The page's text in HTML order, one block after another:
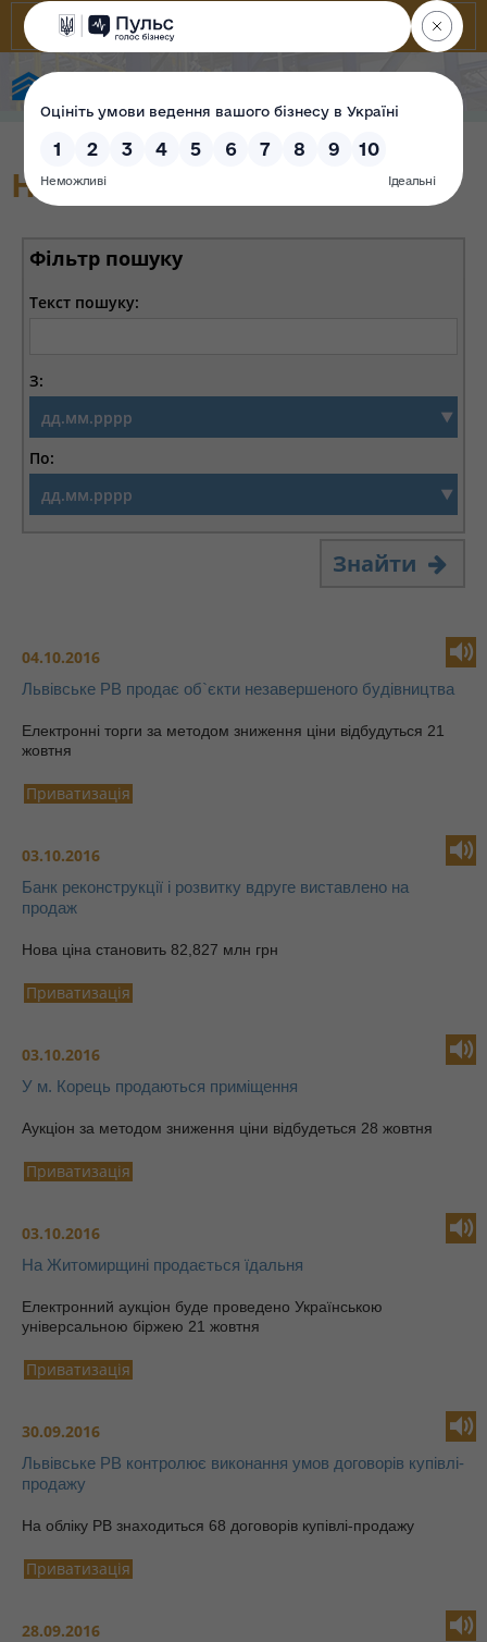
Новини
Фільтр пошуку
Текст пошуку:
З:
По:
Знайти
04.10.2016
Львівське РВ продає об`єкти незавершеного будівництва
Електронні торги за методом зниження ціни відбудуться 21
жовтня
Приватизація
03.10.2016
Банк реконструкції і розвитку вдруге виставлено на
продаж
Нова ціна становить 82,827 млн грн
Приватизація
03.10.2016
У м. Корець продаються приміщення
Аукціон за методом зниження ціни відбудеться 28 жовтня
Приватизація
03.10.2016
На Житомирщині продається їдальня
Електронний аукціон буде проведено Українською
універсальною біржею 21 жовтня
Приватизація
30.09.2016
Львівське РВ контролює виконання умов договорів купівлі-
продажу
На обліку РВ знаходиться 68 договорів купівлі-продажу
Приватизація
28.09.2016